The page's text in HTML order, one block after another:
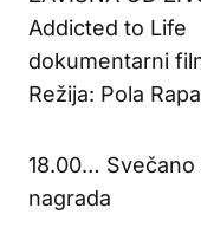
Addicted to Life
dokumentarni
Režija: Pola
18.00… Svečano
nagrada